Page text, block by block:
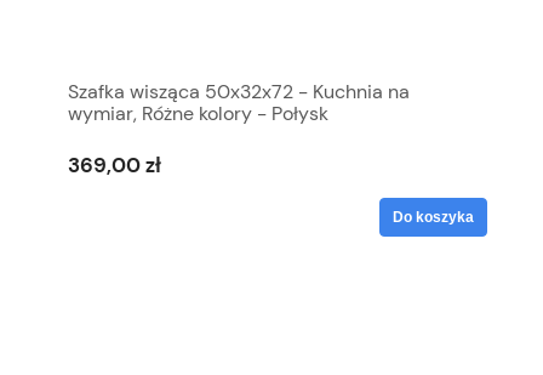
Szafka wisząca 50x32x72 - Kuchnia na
wymiar, Różne kolory - Połysk
369,00 zł
Do koszyka